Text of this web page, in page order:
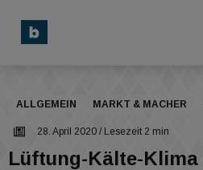
ALLGEMEIN MARKT & MACHER
28. April 2020 / Lesezeit 2 min
Lüftung-Kälte-Klima